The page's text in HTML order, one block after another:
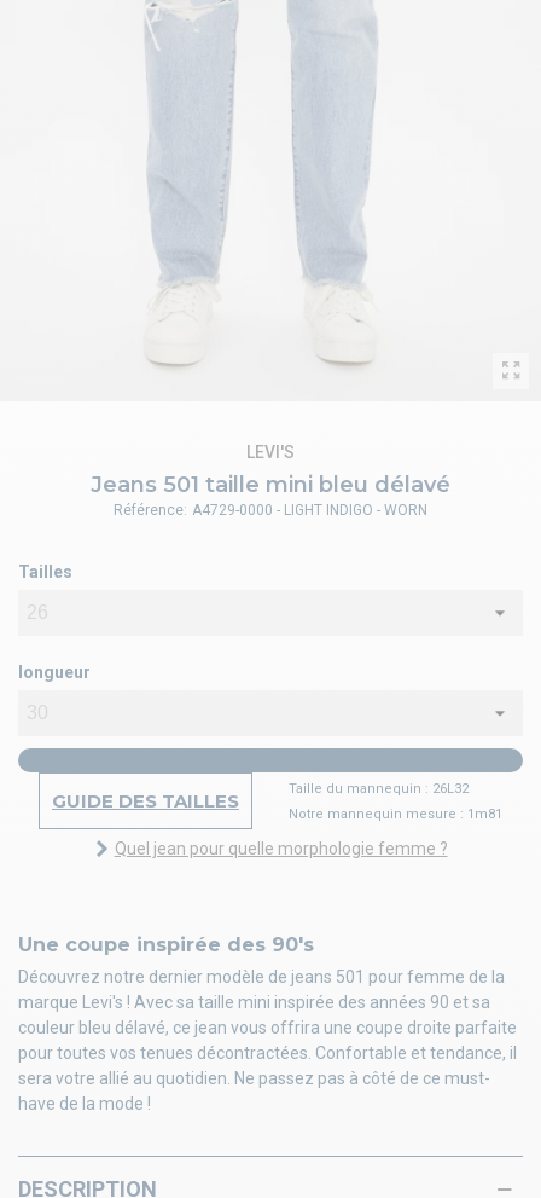
Jeans 501 taille mini bleu délavé
LEVI'S
Une coupe inspirée des 90's
Découvrez notre dernier modèle de jeans 501 pour femme de la
marque Levi's ! Avec sa taille mini inspirée des années 90 et sa
couleur bleu délavé, ce jean vous offrira une coupe droite parfaite
pour toutes vos tenues décontractées. Confortable et tendance, il
sera votre allié au quotidien. Ne passez pas à côté de ce must-
have de la mode !
Tailles
longueur
GUIDE DES TAILLES
Taille du mannequin : 26L32
Notre mannequin mesure : 1m81
Quel jean pour quelle morphologie femme ?
Référence: A4729-0000 - LIGHT INDIGO - WORN
DESCRIPTION